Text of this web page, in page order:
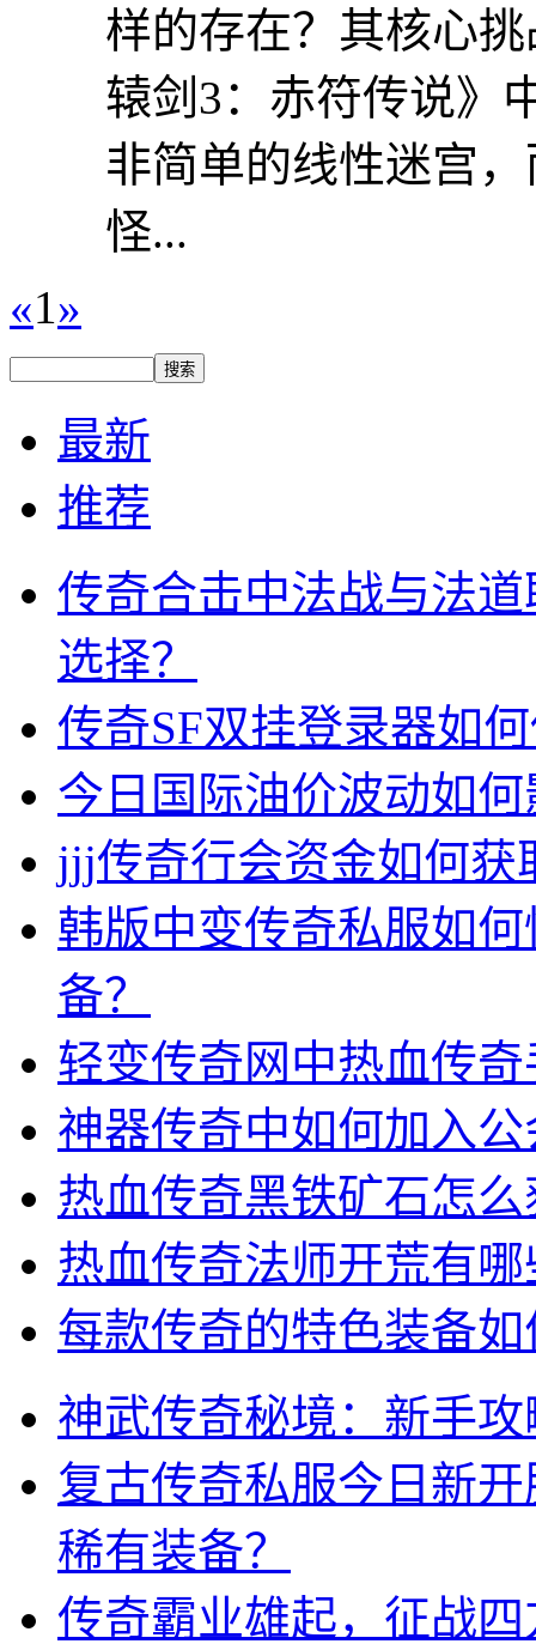
样的存在？其核心
辕剑3：赤符传说》
非简单的线性迷宫
怪...
«1»
最新
推荐
传奇合击中法战与法
选择？
传奇SF双挂登录器如
今日国际油价波动如
jjj传奇行会资金如何获
韩版中变传奇私服如
备？
轻变传奇网中热血传
神器传奇中如何加入公
热血传奇黑铁矿石怎
热血传奇法师开荒有
每款传奇的特色装备
神武传奇秘境：新手
复古传奇私服今日新
稀有装备？
传奇霸业雄起，征战